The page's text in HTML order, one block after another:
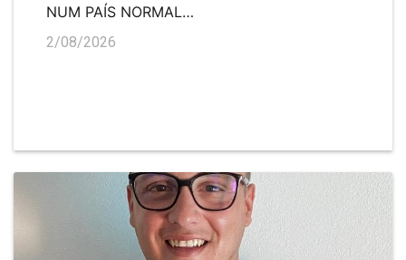
NUM PAÍS NORMAL…
2/08/2026